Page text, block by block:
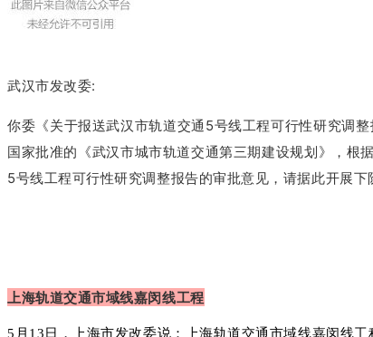
武汉市发改委:
你委《关于报送武汉市轨道交通5号线工程可行性研究
国家批准的《武汉市城市轨道交通第三期建设规划》，根
5号线工程可行性研究调整报告的审批意见，请据此开展下
上海轨道交通市域线嘉闵线工程
5月13日，上海市发改委说：上海轨道交通市域线嘉闵线工